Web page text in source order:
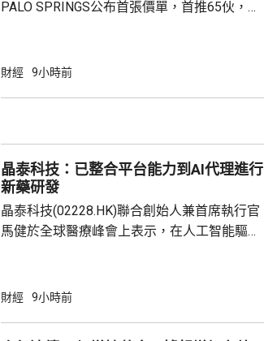
PALO SPRINGS公布首張價單，首推65伙，扣
實均呎17671元。項目明日開放示範單位予公
財經 9小時前
晶泰科技：已整合平台能力到AI代理進行
新藥研發
晶泰科技(02228.HK)聯合創始人兼首席執行官
馬健於全球醫療峰會上表示，在人工智能驅動
需要降決不少跨尺度的複雜科學問題。他又
財經 9小時前